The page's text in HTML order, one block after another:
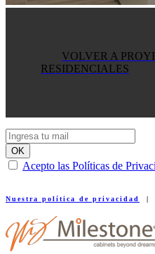
VOLVER A
RESIDENCIALES
Acepto las Políticas de
Nuestra política de privacidad |